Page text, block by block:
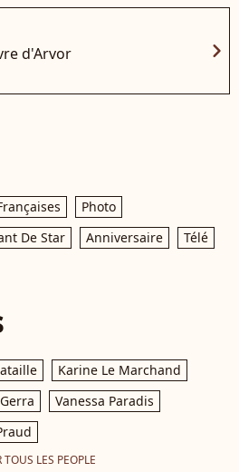
d'Arvor chevron_right
Photo
De Star Anniversaire Télé
Karine Le Marchand
Vanessa Paradis
TOUS LES PEOPLE